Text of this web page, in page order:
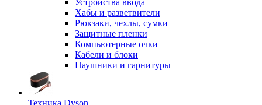
Устройства ввода
Хабы и разветвители
Рюкзаки, чехлы, сумки
Защитные пленки
Компьютерные очки
Кабели и блоки
Наушники и гарнитуры
Техника Dyson